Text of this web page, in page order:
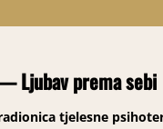
Ljubav prema sebi
tjelesne